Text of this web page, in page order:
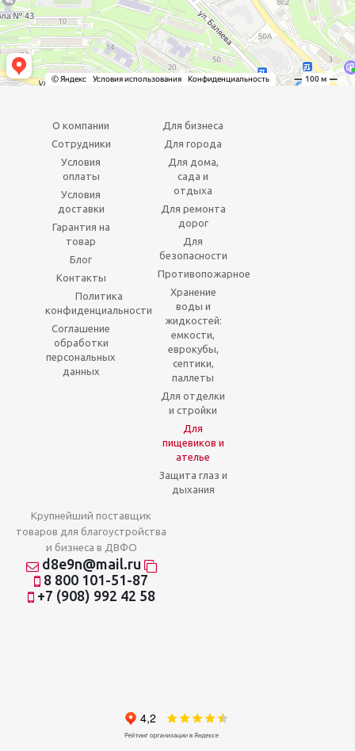
О компании
Сотрудники
Условия
оплаты
Условия
доставки
Гарантия на
товар
Блог
Контакты
Политика
конфиденциальности
Соглашение
обработки
персональных
данных
Для бизнеса
Для города
Для дома,
сада и
отдыха
Для ремонта
дорог
Для
безопасности
Противопожарное
Хранение
воды и
жидкостей:
емкости,
еврокубы,
септики,
паллеты
Для отделки
и стройки
Для
пищевиков и
ателье
Защита глаз и
дыхания
Крупнейший поставщик
товаров для благоустройства
и бизнеса в ДВФО
d8e9n@mail.ru
8 800 101-51-87
+7 (908) 992 42 58